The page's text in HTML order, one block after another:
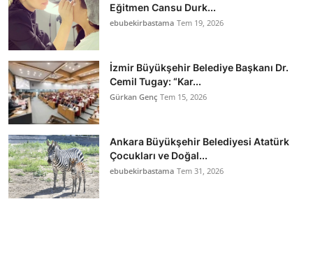
Eğitmen Cansu Durk...
ebubekirbastama Tem 19, 2026
İzmir Büyükşehir Belediye Başkanı Dr.
Cemil Tugay: “Kar...
Gürkan Genç Tem 15, 2026
Ankara Büyükşehir Belediyesi Atatürk
Çocukları ve Doğal...
ebubekirbastama Tem 31, 2026